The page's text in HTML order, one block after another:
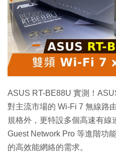
ASUS RT-BE88U 實測！
對主流市場的 Wi-Fi 7 無線路
規格外，更特設多個高速有線
Guest Network Pro 等進階功
的高效能網絡的需求。